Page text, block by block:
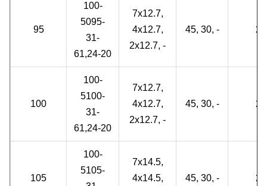
95
100-
5095-
31-
61,24-20
7x12.7,
4x12.7,
2x12.7, -
45, 30, - 2
100
100-
5100-
31-
61,24-20
7x12.7,
4x12.7,
2x12.7, -
45, 30, - 2
105
100-
5105-
7x14.5,
4x14.5,
45, 30, - 2